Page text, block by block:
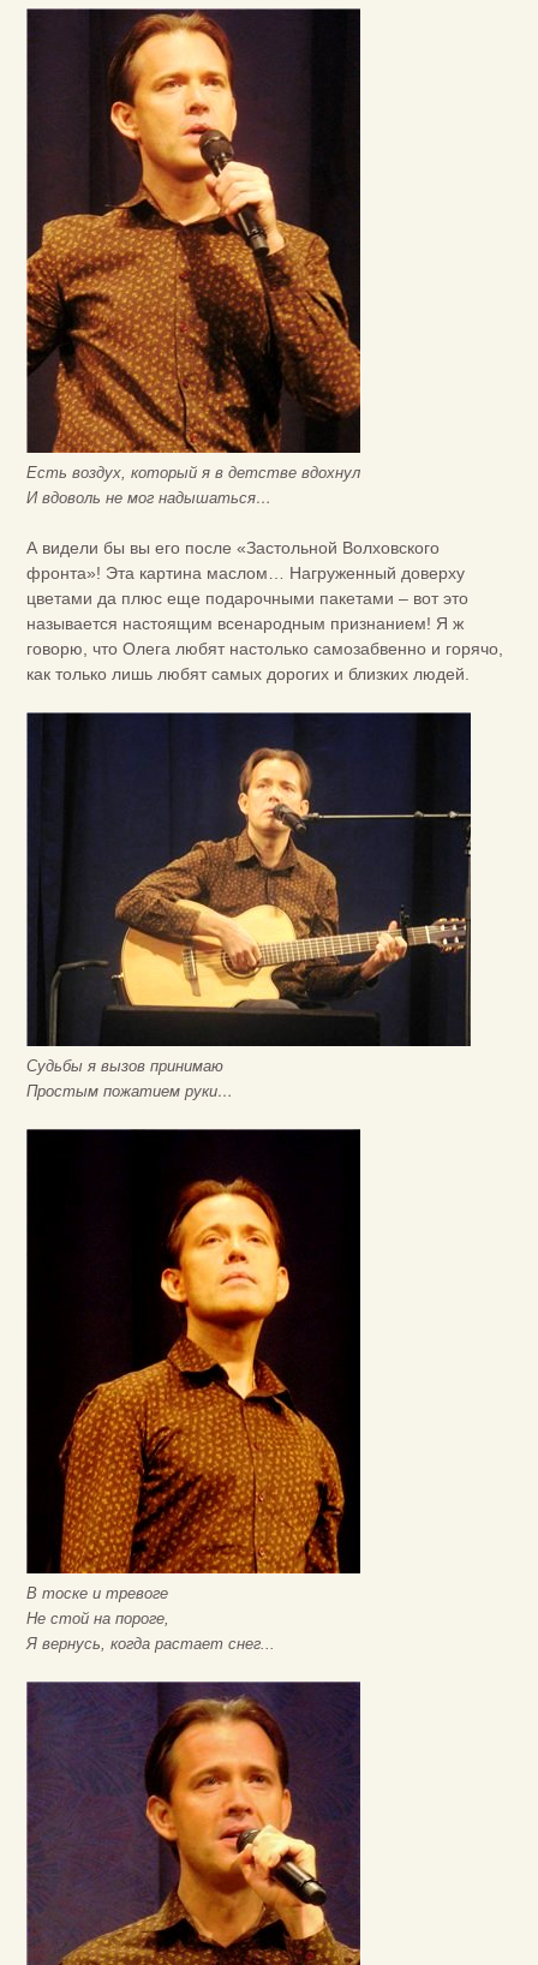
Есть воздух, который я в детстве вдохнул
И вдоволь не мог надышаться…
А видели бы вы его после «Застольной Волховского
фронта»! Эта картина маслом… Нагруженный доверху
цветами да плюс еще подарочными пакетами – вот это
называется настоящим всенародным признанием! Я ж
говорю, что Олега любят настолько самозабвенно и горячо,
как только лишь любят самых дорогих и близких людей.
Судьбы я вызов принимаю
Простым пожатием руки…
В тоске и тревоге
Не стой на пороге,
Я вернусь, когда растает снег...